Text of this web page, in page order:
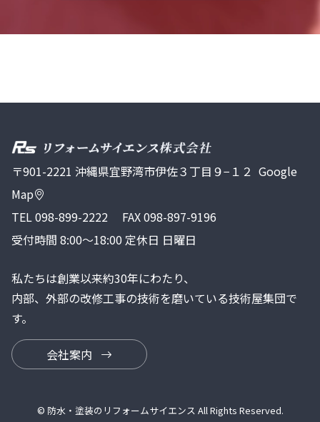
〒901-2221 沖縄県宜野湾市伊佐３丁目９−１２ Google
Map
TEL098-899-2222
FAX 098-897-9196
受付時間 8:00～18:00 定休日 日曜日
私たちは創業以来約30年にわたり、
内部、外部の改修工事の技術を磨いている技術屋集団で
す。
会社案内
© 防水・塗装のリフォームサイエンス All Rights Reserved.